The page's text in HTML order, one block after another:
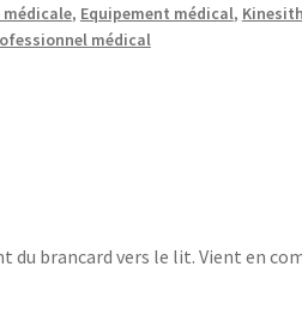
, Equipement médical,
médical
du brancard vers le lit. Vient en